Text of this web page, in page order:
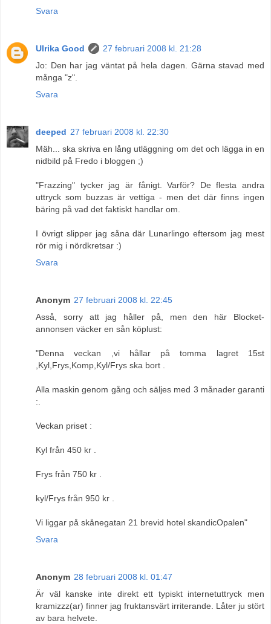
Svara
Ulrika Good
27 februari 2008 kl. 21:28
Jo: Den har jag väntat på hela dagen. Gärna stavad med
många "z".
Svara
deeped 27 februari 2008 kl. 22:30
Mäh... ska skriva en lång utläggning om det och lägga in en
nidbild på Fredo i bloggen ;)
"Frazzing" tycker jag är fånigt. Varför? De flesta andra
uttryck som buzzas är vettiga - men det där finns ingen
bäring på vad det faktiskt handlar om.
I övrigt slipper jag såna där Lunarlingo eftersom jag mest
rör mig i nördkretsar :)
Svara
Anonym 27 februari 2008 kl. 22:45
Asså, sorry att jag håller på, men den här Blocket-
annonsen väcker en sån köplust:
"Denna veckan ,vi hållar på tomma lagret 15st
,Kyl,Frys,Komp,Kyl/Frys ska bort .
Alla maskin genom gång och säljes med 3 månader garanti
:.
Veckan priset :
Kyl från 450 kr .
Frys från 750 kr .
kyl/Frys från 950 kr .
Vi liggar på skånegatan 21 brevid hotel skandicOpalen"
Svara
Anonym 28 februari 2008 kl. 01:47
Är väl kanske inte direkt ett typiskt internetuttryck men
kramizzz(ar) finner jag fruktansvärt irriterande. Låter ju stört
av bara helvete.